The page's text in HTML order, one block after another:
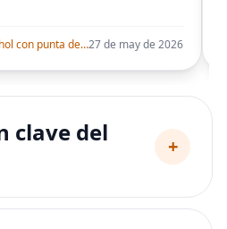
Ohuhu Marcadores de alcohol con punta de pincel – Juego de marcadores artísticos de doble punta con certificación AP para artistas adultos27 de may de 2026
clave del
+